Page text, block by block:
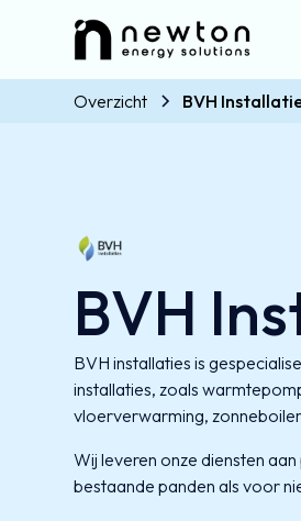
Overzicht BVH
BVH
BVH installaties is
installaties, zoals
vloerverwarming,
Wij leveren onze diensten
bestaande panden als voor